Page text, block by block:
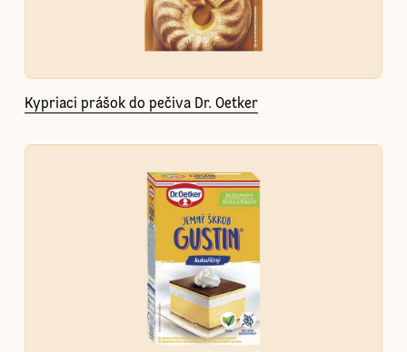
Kypriaci prášok do pečiva Dr. Oetker